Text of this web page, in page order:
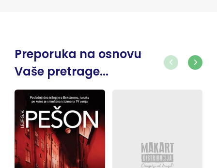
Preporuka na osnovu
Vaše pretrage...